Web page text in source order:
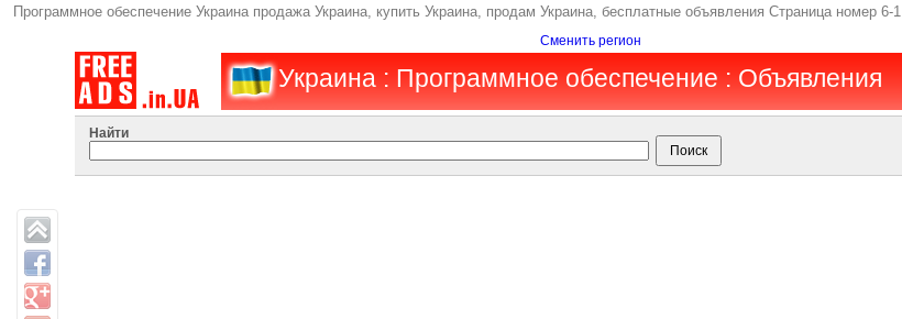
Программное обеспечение Украина продажа Украина, купить Украина, продам Украина, бесплатные объявления Страница номер 6-1
Сменить регион
Украина : Программное обеспечение : Объявления
Найти